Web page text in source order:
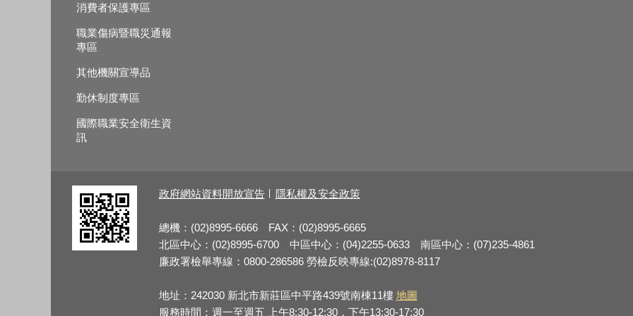
消費者保護專區
職業傷病暨職災通報
專區
其他機關宣導品
勤休制度專區
國際職業安全衛生資
訊
政府網站資料開放宣告 隱私權及安全政策
總機：(02)8995-6666 FAX：(02)8995-6665
北區中心：(02)8995-6700 中區中心：(04)2255-0633 南區中心：(07)235-4861
廉政署檢舉專線：0800-286586 勞檢反映專線:(02)8978-8117
地址：242030 新北市新莊區中平路439號南棟11樓 地圖
服務時間：週一至週五 上午8:30-12:30，下午13:30-17:30